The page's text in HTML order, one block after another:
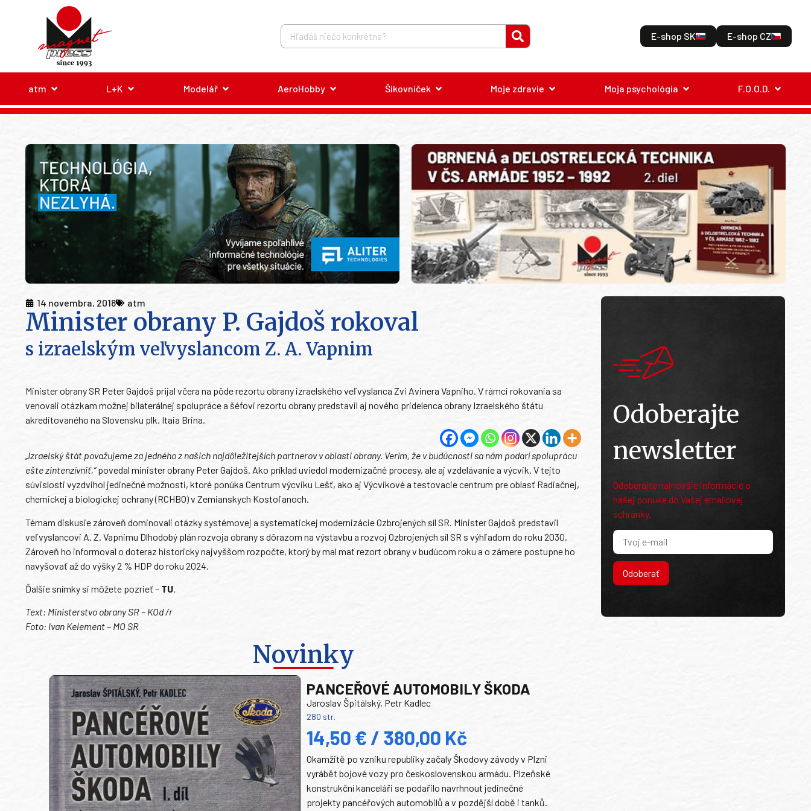
E-shop SK E-shop CZ
atm L+K Modelář AeroHobby Šikovníček Moje zdravie Moja psychológia F.O.O.D.
14 novembra, 2018 atm
Minister obrany P. Gajdoš rokoval
s izraelským veľvyslancom Z. A. Vapnim
Minister obrany SR Peter Gajdoš prijal včera na pôde rezortu obrany izraelského veľvyslanca Zvi Avinera Vapniho. V rámci rokovania sa
venovali otázkam možnej bilaterálnej spolupráce a šéfovi rezortu obrany predstavil aj nového pridelenca obrany Izraelského štátu
akreditovaného na Slovensku plk. Itaia Brina.
„Izraelský štát považujeme za jedného z našich najdôležitejších partnerov v oblasti obrany. Verím, že v budúcnosti sa nám podarí spoluprácu
ešte zintenzívniť,“povedal minister obrany Peter Gajdoš. Ako príklad uviedol modernizačné procesy, ale aj vzdelávanie a výcvik. V tejto
súvislosti vyzdvihol jedinečné možnosti, ktoré ponúka Centrum výcviku Lešť, ako aj Výcvikové a testovacie centrum pre oblasť Radiačnej,
chemickej a biologickej ochrany (RCHBO) v Zemianskych Kostoľanoch.
Témam diskusie zároveň dominovali otázky systémovej a systematickej modernizácie Ozbrojených síl SR. Minister Gajdoš predstavil
veľvyslancovi A. Z. Vapnimu Dlhodobý plán rozvoja obrany s dôrazom na výstavbu a rozvoj Ozbrojených síl SR s výhľadom do roku 2030.
Zároveň ho informoval o doteraz historicky najvyššom rozpočte, ktorý by mal mať rezort obrany v budúcom roku a o zámere postupne ho
navyšovať až do výšky 2 % HDP do roku 2024.
Ďalšie snímky si môžete pozrieť – TU.
Text: Ministerstvo obrany SR – KOd /r
Foto: Ivan Kelement – MO SR
Novinky
PANCEŘOVÉ AUTOMOBILY ŠKODA
Jaroslav Špitálský, Petr Kadlec
280 str.
14,50 € / 380,00 Kč
Okamžitě po vzniku republiky začaly Škodovy závody v Plzni
vyrábět bojové vozy pro československou armádu. Plzeňské
konstrukční kanceláři se podařilo navrhnout jedinečné
projekty pancéřových automobilů a v pozdější době i tanků.
Odoberajte
newsletter
Odoberajte najnovšie informácie o
našej ponuke do Vašej emailovej
schránky.
Odoberať